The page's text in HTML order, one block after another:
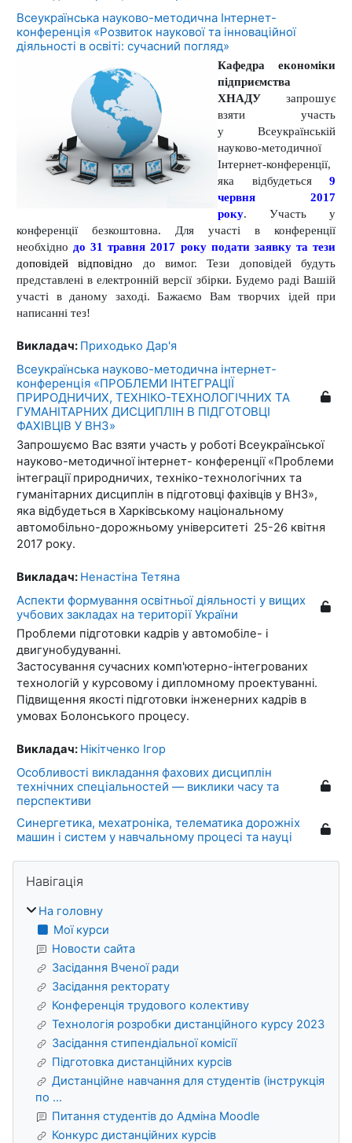
Всеукраїнська науково-методична Інтернет-
конференція «Розвиток наукової та інноваційної
діяльності в освіті: сучасний погляд»
Кафедра економіки
підприємства
ХНАДУ запрошує
взяти участь
у Всеукраїнській
науково-методичної
Інтернет-конференції,
яка відбудеться 9
червня 2017
року. Участь у
конференції безкоштовна. Для участі в конференції
необхідно до 31 травня 2017 року подати заявку та тези
доповідей
відповідно до вимог. Тези доповідей будуть
представлені в електронній версії збірки. Будемо раді Вашій
участі в даному заході. Бажаємо Вам творчих ідей при
написанні тез!
Викладач: Приходько Дар'я
Всеукраїнська науково-методична iнтернет-
конференція «ПРОБЛЕМИ ІНТЕГРАЦІЇ
ПРИРОДНИЧИХ, ТЕХНІКО-ТЕХНОЛОГІЧНИХ ТА
ГУМАНІТАРНИХ ДИСЦИПЛІН В ПІДГОТОВЦІ
ФАХІВЦІВ У ВНЗ»
Запрошуємо Вас взяти участь у роботі Всеукраїнської
науково-методичної інтернет- конференції «Проблеми
інтеграції природничих, техніко-технологічних та
гуманітарних дисциплін в підготовці фахівців у ВНЗ»,
яка відбудеться в Харківському національному
автомобільно-дорожньому університеті 25-26 квітня
2017 року.
Викладач: Ненастіна Тетяна
Аспекти формування освітньої діяльності у вищих
учбових закладах на території України
Проблеми підготовки кадрів у автомобіле- і
двигунобудуванні.
Застосування сучасних комп'ютерно-інтегрованих
технологій у курсовому і дипломному проектуванні.
Підвищення якості підготовки інженерних кадрів в
умовах Болонського процесу.
Викладач: Нікітченко Ігор
Особливості викладання фахових дисциплін
технічних спеціальностей — виклики часу та
перспективи
Синергетика, мехатроніка, телематика дорожніх
машин і систем у навчальному процесі та науці
Блоки
Навігація
На головну
Мої курси
Новости сайта
Засідання Вченої ради
Засідання ректорату
Конференція трудового колективу
Технологія розробки дистанційного курсу 2023
Засідання стипендіальної комісії
Підготовка дистанційних курсів
Дистанційне навчання для студентів (інструкція
по ...
Питання студентів до Адміна Moodle
Конкурс дистанційних курсів